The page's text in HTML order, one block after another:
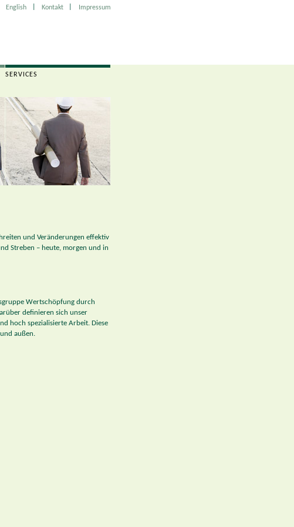
Impressum
Kontakt
English
SERVICES
und Veränderungen effektiv
Streben – heute, morgen und in
Wertschöpfung durch
definieren sich unser
hoch spezialisierte Arbeit. Diese
außen.